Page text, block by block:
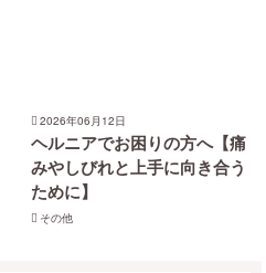
2026年06月12日
ヘルニアでお困りの方へ【痛
みやしびれと上手に向き合う
ために】
その他